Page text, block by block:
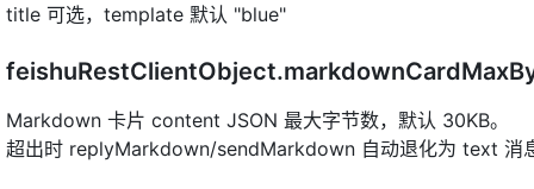
title 可选，template 默认 "blue"
Markdown 卡片 content JSON 最大字节数，默认 30KB。
超出时 replyMarkdown/sendMarkdown 自动退化为 text 消